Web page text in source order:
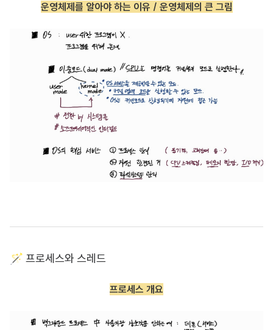
운영체제를 알아야 하는 이유 / 운영체제의 큰 그림
🪄 프로세스와 스레드
프로세스 개요